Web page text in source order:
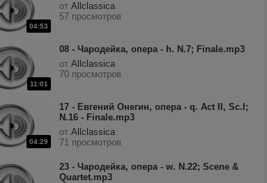
04:53
отAllclassica
57 просмотров
11:01
08 - Чародейка, опера - h. N.7; Finale.mp3
отAllclassica
70 просмотров
04:29
17 - Евгений Онегин, опера - q. Act II, Sc.I;
N.16 - Finale.mp3
отAllclassica
71 просмотров
23 - Чародейка, опера - w. N.22; Scene &
Quartet.mp3